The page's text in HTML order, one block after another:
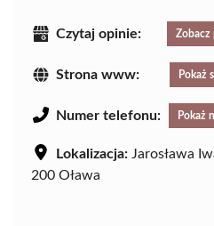
Czytaj opinie: Zobacz
Strona www: Pokaż
Numer telefonu: Pokaż
Lokalizacja: Jarosława
200 Oława